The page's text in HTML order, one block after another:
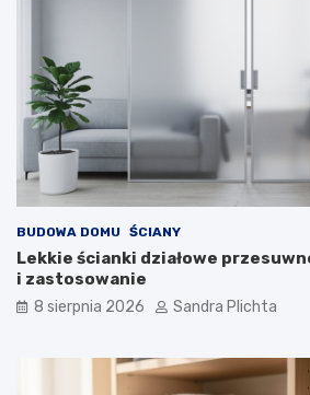
BUDOWA DOMU ŚCIANY
Lekkie ścianki działowe
i zastosowanie
8 sierpnia 2026 Sandra Plichta